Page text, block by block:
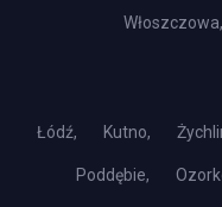
Włoszczowa,
Łódź, Kutno,
Poddębie,